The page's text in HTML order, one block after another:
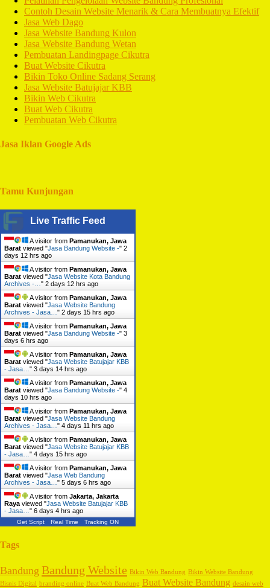
Contoh Desain Website Menarik & Cara Membuatnya Efektif
Jasa Web Dago
Jasa Website Bandung Kulon
Jasa Website Bandung Wetan
Pembuatan Landingpage Cikutra
Buat Website Cikutra
Bikin Toko Online Sadang Serang
Jasa Website Batujajar KBB
Bikin Web Cikutra
Buat Web Cikutra
Pembuatan Web Cikutra
Jasa Iklan Google Ads
Tamu Kunjungan
Live Traffic Feed
A visitor from Pamanukan, Jawa
Barat viewed "Jasa Bandung Website -" 2
days 12 hrs ago
A visitor from Pamanukan, Jawa
Barat viewed "Jasa Website Kota Bandung
Archives -…" 2 days 12 hrs ago
A visitor from Pamanukan, Jawa
Barat viewed "Jasa Website Bandung
Archives - Jasa…" 2 days 15 hrs ago
A visitor from Pamanukan, Jawa
Barat viewed "Jasa Bandung Website -" 3
days 6 hrs ago
A visitor from Pamanukan, Jawa
Barat viewed "Jasa Website Batujajar KBB
- Jasa…" 3 days 14 hrs ago
A visitor from Pamanukan, Jawa
Barat viewed "Jasa Bandung Website -" 4
days 10 hrs ago
A visitor from Pamanukan, Jawa
Barat viewed "Jasa Website Bandung
Archives - Jasa…" 4 days 11 hrs ago
A visitor from Pamanukan, Jawa
Barat viewed "Jasa Website Batujajar KBB
- Jasa…" 4 days 15 hrs ago
A visitor from Pamanukan, Jawa
Barat viewed "Jasa Web Bandung
Archives - Jasa…" 5 days 6 hrs ago
A visitor from Jakarta, Jakarta
Rayaviewed "Jasa Website Batujajar KBB
- Jasa…" 6 days 4 hrs ago
Get Script Real Time Tracking ON
Tags
Bandung Bandung Website Bikin Web Bandung Bikin Website Bandung
Bisnis Digital branding online Buat Web Bandung Buat Website Bandung desain web